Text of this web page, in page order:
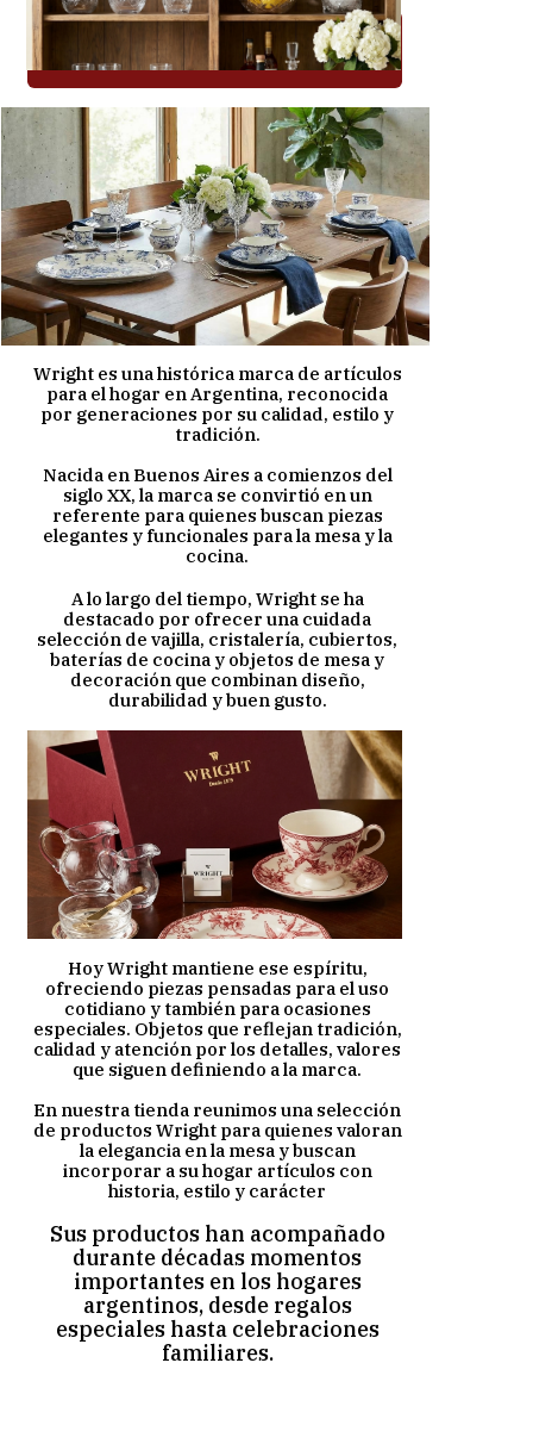
TODOS LOS PRODUCTOS
A lo largo del tiempo, Wright se ha
destacado por ofrecer una cuidada
selección de vajilla, cristalería, cubiertos,
baterías de cocina y objetos de mesa y
decoración que combinan diseño,
durabilidad y buen gusto.
​Sus productos han acompañado
durante décadas momentos
importantes en los hogares
argentinos, desde regalos
especiales hasta celebraciones
familiares.
​ Hoy Wright mantiene ese espíritu,
ofreciendo piezas pensadas para el uso
cotidiano y también para ocasiones
especiales. Objetos que reflejan tradición,
calidad y atención por los detalles, valores
que siguen definiendo a la marca.
​En nuestra tienda reunimos una selección
de productos Wright para quienes valoran
la elegancia en la mesa y buscan
incorporar a su hogar artículos con
historia, estilo y carácter
Wright es una histórica marca de artículos
para el hogar en Argentina, reconocida
por generaciones por su calidad, estilo y
tradición.
​Nacida en Buenos Aires a comienzos del
siglo XX, la marca se convirtió en un
referente para quienes buscan piezas
elegantes y funcionales para la mesa y la
cocina.